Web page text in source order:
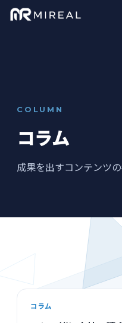
COLUMN
コラム
成果を出すコンテンツ
コラム